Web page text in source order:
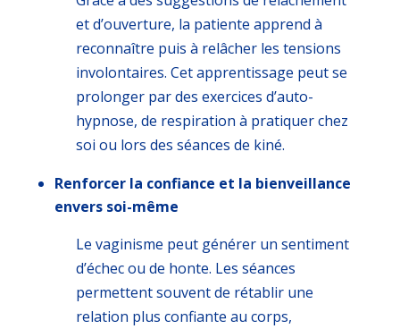
et d’ouverture, la patiente apprend à
reconnaître puis à relâcher les tensions
involontaires. Cet apprentissage peut se
prolonger par des exercices d’auto-
hypnose, de respiration à pratiquer chez
soi ou lors des séances de kiné.
Renforcer la confiance et la bienveillance
envers soi-même
Le vaginisme peut générer un sentiment
d’échec ou de honte. Les séances
permettent souvent de rétablir une
relation plus confiante au corps,